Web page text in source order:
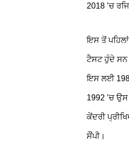
2018 ’ਚ
ਇਸ ਤੋਂ
ਟੈਸਟ ਹੁੰਦੇ
ਇਸ ਲਈ 1986
1992 ’ਚ
ਕੇਂਦਰੀ
ਸੌਂਪੀ।